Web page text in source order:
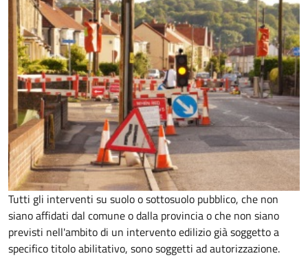
Tutti gli interventi su suolo o sottosuolo pubblico, che non
siano affidati dal comune o dalla provincia o che non siano
previsti nell'ambito di un intervento edilizio già soggetto a
specifico titolo abilitativo, sono soggetti adautorizzazione.